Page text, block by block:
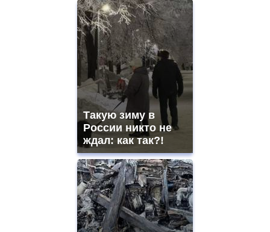
Такую зиму в
России никто не
ждал: как так?!